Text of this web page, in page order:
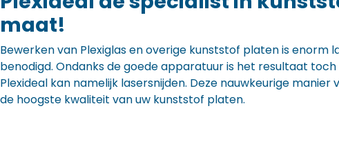
maat!
Bewerken van Plexiglas en overige kunststof platen is enorm
benodigd. Ondanks de goede apparatuur is het resultaat
Plexideal kan namelijk lasersnijden. Deze nauwkeurige
de hoogste kwaliteit van uw kunststof platen.